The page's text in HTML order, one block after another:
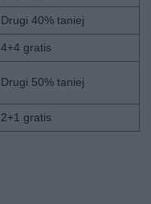
Drugi 40% taniej
4+4 gratis
Drugi 50% taniej
2+1 gratis